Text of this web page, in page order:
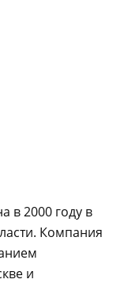
в 2000 году в
Компания
и